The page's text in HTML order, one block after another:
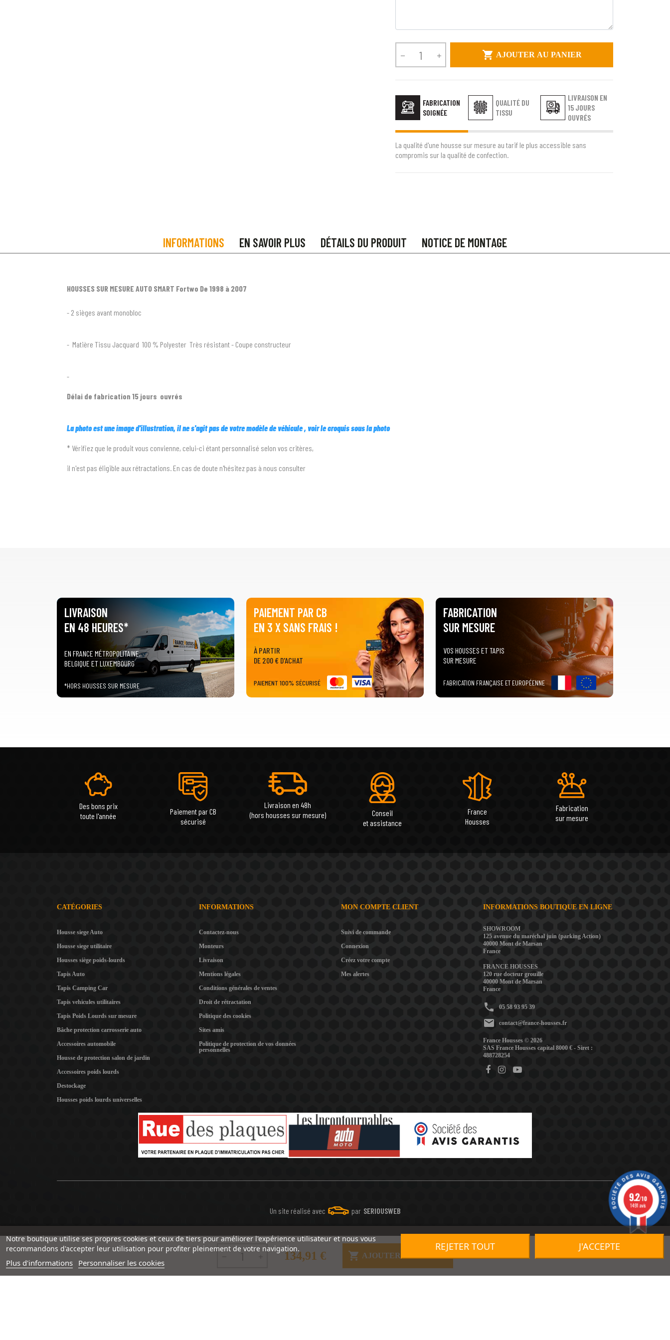
   AJOUTER AU PANIER
134,91 €  AJOUTER AU PANIER
FABRICATION
SOIGNÉE
QUALITÉ DU
TISSU
LIVRAISON EN
15 JOURS
OUVRÉS
La qualité d'une housse sur mesure au tarif le plus accessible sans
compromis sur la qualité de confection.
INFORMATIONS EN SAVOIR PLUS DÉTAILS DU PRODUIT NOTICE DE MONTAGE
HOUSSES SUR MESURE AUTO SMART Fortwo De 1998 à 2007
- 2 sièges avant monobloc
- Matière Tissu Jacquard 100 % Polyester Très résistant - Coupe constructeur
-
Délai de fabrication 15 jours ouvrés
La photo est une image d'illustration, il ne s'agit pas de votre modèle de véhicule , voir le croquis sous la photo
* Vérifiez que le produit vous convienne, celui-ci étant personnalisé selon vos critères,
il n'est pas éligible aux rétractations. En cas de doute n'hésitez pas à nous consulter
LIVRAISON
EN 48 HEURES*
EN FRANCE MÉTROPOLITAINE,
BELGIQUE ET LUXEMBOURG
*HORS HOUSSES SUR MESURE
PAIEMENT PAR CB
EN 3 X SANS FRAIS !
À PARTIR
DE 200 € D'ACHAT
PAIEMENT 100% SÉCURISÉ
FABRICATION
SUR MESURE
VOS HOUSSES ET TAPIS
SUR MESURE
FABRICATION FRANÇAISE ET EUROPÉENNE
Des bons prix
toute l'année
Paiement par CB
sécurisé
Livraison en 48h
(hors housses sur mesure)
Conseil
et assistance
France
Housses
Fabrication
sur mesure
CATÉGORIES
Housse siege Auto
Housse siege utilitaire
Housses siège poids-lourds
Tapis Auto
Tapis Camping Car
Tapis vehicules utilitaires
Tapis Poids Lourds sur mesure
Bâche protection carrosserie auto
Accessoires automobile
Housse de protection salon de jardin
Accessoires poids lourds
Destockage
Housses poids lourds universelles
INFORMATIONS
Contactez-nous
Monteurs
Livraison
Mentions légales
Conditions générales de ventes
Droit de rétractation
Politique des cookies
Sites amis
Politique de protection de vos données
personnelles
MON COMPTE CLIENT
Suivi de commande
Connexion
Créez votre compte
Mes alertes
INFORMATIONS BOUTIQUE EN LIGNE
SHOWROOM
125 avenue du maréchal juin (parking Action)
40000 Mont de Marsan
France
FRANCE HOUSSES
120 rue docteur grouille
40000 Mont de Marsan
France
phone 05 58 93 95 39
mail contact@france-housses.fr
France Housses © 2026
SAS France Housses capital 8000 € - Siret :
488728254
Notre boutique utilise ses propres cookies et ceux de tiers pour améliorer l'expérience utilisateur et nous vous
recommandons d'accepter leur utilisation pour profiter pleinement de votre navigation.
Plus d'informations Personnaliser les cookies
REJETER TOUT J'ACCEPTE
Un site réalisé avec par SERIOUSWEB
9.2/10
1491 avis